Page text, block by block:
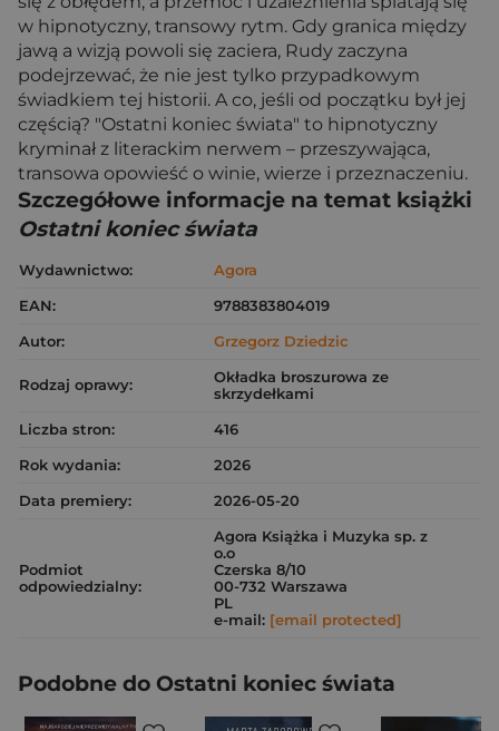
w hipnotyczny, transowy rytm. Gdy granica między
jawą a wizją powoli się zaciera, Rudy zaczyna
podejrzewać, że nie jest tylko przypadkowym
świadkiem tej historii. A co, jeśli od początku był jej
częścią? "Ostatni koniec świata" to hipnotyczny
kryminał z literackim nerwem – przeszywająca,
transowa opowieść o winie, wierze i przeznaczeniu.
Szczegółowe informacje na temat książki
Ostatni koniec świata
Wydawnictwo:
Agora
EAN:
9788383804019
Autor:
Grzegorz Dziedzic
Rodzaj oprawy:
Okładka broszurowa ze
skrzydełkami
Liczba stron:
416
Rok wydania:
2026
Data premiery:
2026-05-20
Podmiot
odpowiedzialny:
Agora Książka i Muzyka sp. z
o.o
Czerska 8/10
00-732 Warszawa
PL
e-mail: [email protected]
Podobne do Ostatni koniec świata